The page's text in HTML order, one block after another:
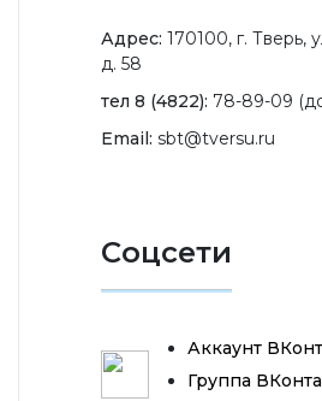
Адрес: 170100, г. Тверь,
д. 58
тел 8 (4822): 78-89-09
Email: sbt@tversu.ru
Соцсети
Аккаунт
Группа